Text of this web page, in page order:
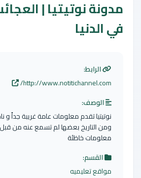
مدونة نوتيتيا |
في الدنيا
الرابط:
http://www.notitichannel.com/
الوصف:
نوتيتيا تقدم معلومات عامة غريبة جداً و
ومن التاريخ بعضها لم تسمع عنه من
معلومات خاظئة
القسم:
مواقع تعليميه